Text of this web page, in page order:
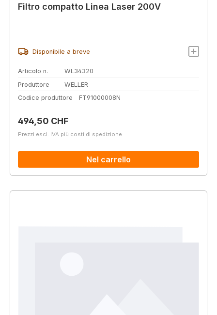
Filtro compatto Linea Laser 200V
Disponibile a breve
Articolo n.
WL34320
Produttore
WELLER
Codice produttore
FT91000008N
Prezzo normale:
494,50 CHF
Prezzi escl. IVA più costi di spedizione
Nel carrello